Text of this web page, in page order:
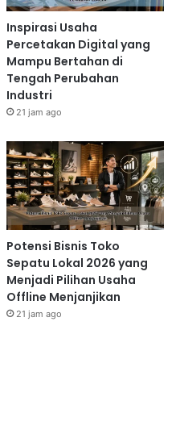
Inspirasi Usaha
Percetakan Digital yang
Mampu Bertahan di
Tengah Perubahan
Industri
21 jam ago
Potensi Bisnis Toko
Sepatu Lokal 2026 yang
Menjadi Pilihan Usaha
Offline Menjanjikan
21 jam ago